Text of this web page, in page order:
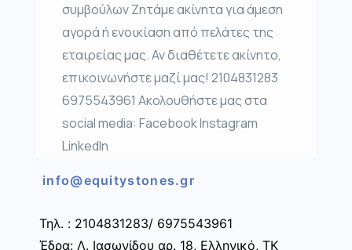
συμβούλων Ζητάμε ακίνητα για άμεση
αγορά ή ενοικίαση από πελάτες της
εταιρείας μας. Αν διαθέτετε ακίνητο,
επικοινωνήστε μαζί μας! 2104831283
6975543961 Ακολουθήστε μας στα
social media: Facebook Instagram
LinkedIn
info@equitystones.gr
Τηλ. : 2104831283/ 6975543961
Έδρα: Λ. Ιασωνίδου αρ. 18, Ελληνικό, ΤΚ